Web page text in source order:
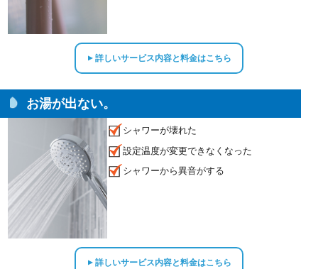
▲詳しいサービス内容と料金はこちら
お湯が出ない。
シャワーが壊れた
設定温度が変更できなくなった
シャワーから異音がする
▲詳しいサービス内容と料金はこちら